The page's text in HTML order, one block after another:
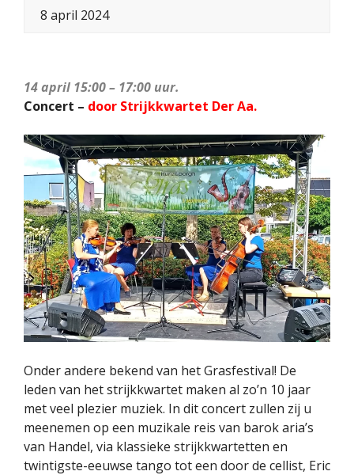
8 april 2024
14 april 15:00 – 17:00 uur.
Concert – door Strijkkwartet Der Aa.
Onder andere bekend van het Grasfestival! De
leden van het strijkkwartet maken al zo’n 10 jaar
met veel plezier muziek. In dit concert zullen zij u
meenemen op een muzikale reis van barok aria’s
van Handel, via klassieke strijkkwartetten en
twintigste-eeuwse tango tot een door de cellist, Eric